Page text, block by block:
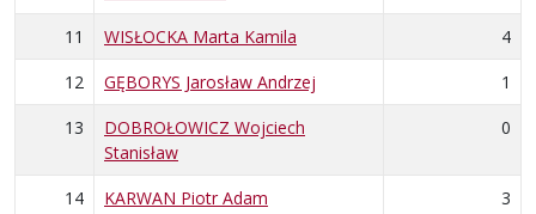
11
WISŁOCKA Marta Kamila
4
12
GĘBORYS Jarosław Andrzej
1
13
DOBROŁOWICZ Wojciech
Stanisław
0
14 KARWAN Piotr Adam
3